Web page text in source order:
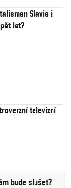
Slavie i
let?
televizní
bude slušet?